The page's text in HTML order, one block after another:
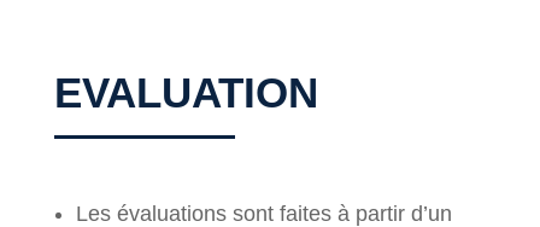
EVALUATION
Les évaluations sont faites à partir d’un